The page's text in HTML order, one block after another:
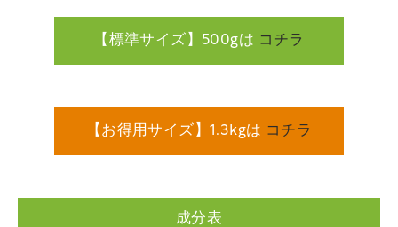
【標準サイズ】500gは コチラ
【お得用サイズ】1.3kgは コチラ
成分表